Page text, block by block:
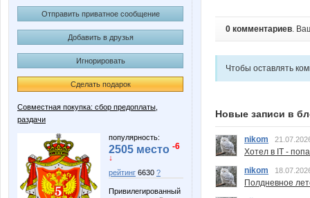
Отправить приватное сообщение
Добавить в друзья
Игнорировать
Сделать подарок
Совместная покупка: сбор предоплаты,
раздачи
популярность:
2505 место -6
↓
рейтинг 6630 ?
Привилегированный
0 комментариев.
Чтобы оставлять
Новые записи в
nikom
Хотел в IT -
nikom
Полдневное